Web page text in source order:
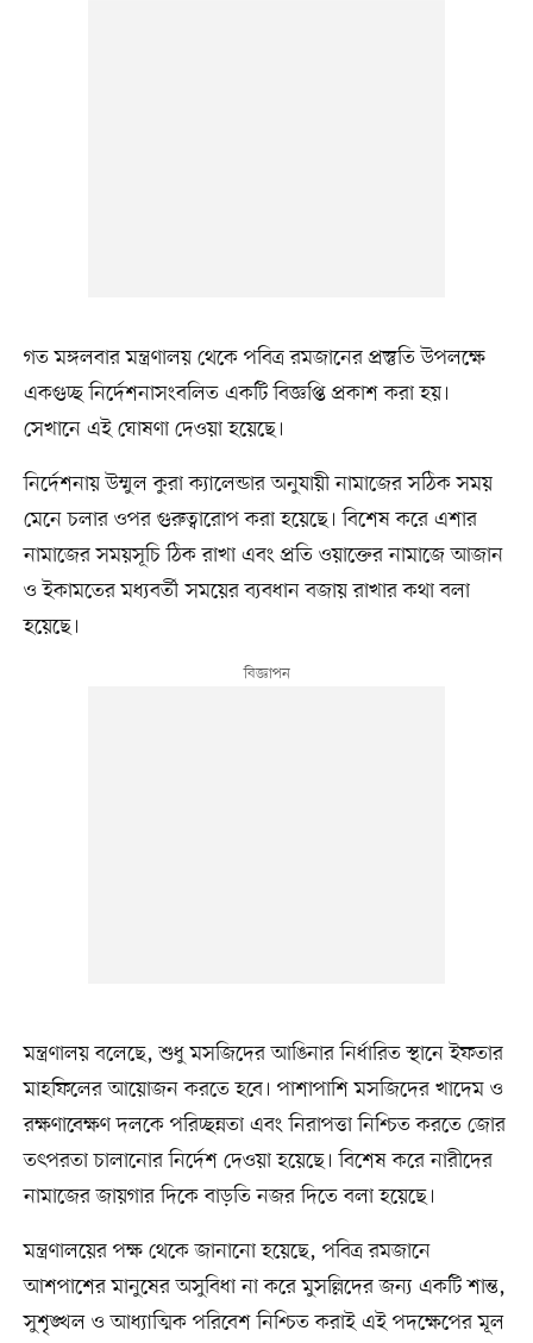
গত মঙ্গলবার মন্ত্রণালয় থেকে পবিত্র রমজানের প্রস্তুতি উপলক্ষে
একগুচ্ছ নির্দেশনাসংবলিত একটি বিজ্ঞপ্তি প্রকাশ করা হয়।
সেখানে এই ঘোষণা দেওয়া হয়েছে।
নির্দেশনায় উম্মুল কুরা ক্যালেন্ডার অনুযায়ী নামাজের সঠিক সময়
মেনে চলার ওপর গুরুত্বারোপ করা হয়েছে। বিশেষ করে এশার
নামাজের সময়সূচি ঠিক রাখা এবং প্রতি ওয়াক্তের নামাজে আজান
ও ইকামতের মধ্যবর্তী সময়ের ব্যবধান বজায় রাখার কথা বলা
হয়েছে।
মন্ত্রণালয় বলেছে, শুধু মসজিদের আঙিনার নির্ধারিত স্থানে ইফতার
মাহফিলের আয়োজন করতে হবে। পাশাপাশি মসজিদের খাদেম ও
রক্ষণাবেক্ষণ দলকে পরিচ্ছন্নতা এবং নিরাপত্তা নিশ্চিত করতে জোর
তৎপরতা চালানোর নির্দেশ দেওয়া হয়েছে। বিশেষ করে নারীদের
নামাজের জায়গার দিকে বাড়তি নজর দিতে বলা হয়েছে।
মন্ত্রণালয়ের পক্ষ থেকে জানানো হয়েছে, পবিত্র রমজানে
আশপাশের মানুষের অসুবিধা না করে মুসল্লিদের জন্য একটি শান্ত,
সুশৃঙ্খল ও আধ্যাত্মিক পরিবেশ নিশ্চিত করাই এই পদক্ষেপের মূল